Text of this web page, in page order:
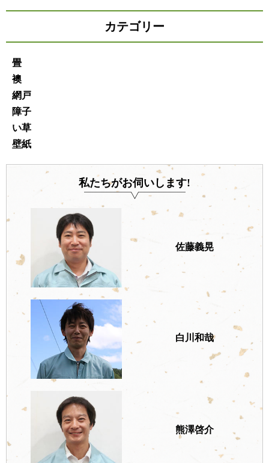
カテゴリー
畳
襖
網戸
障子
い草
壁紙
私たちがお伺いします!
佐藤義晃
白川和哉
熊澤啓介